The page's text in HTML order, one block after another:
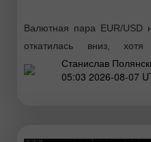
Валютная пара EUR/USD
откатилась вниз, хотя
фундаментальных причин
Впрочем, для движения
Станислав
05:03 2026-08-07